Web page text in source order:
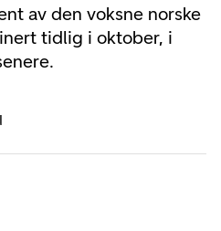
av den voksne norske
tidlig i oktober, i